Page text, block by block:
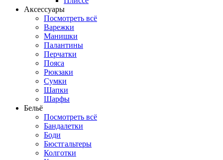
Аксессуары
Посмотреть всё
Варежки
Манишки
Палантины
Перчатки
Пояса
Рюкзаки
Сумки
Шапки
Шарфы
Бельё
Посмотреть всё
Бандалетки
Боди
Бюстгальтеры
Колготки